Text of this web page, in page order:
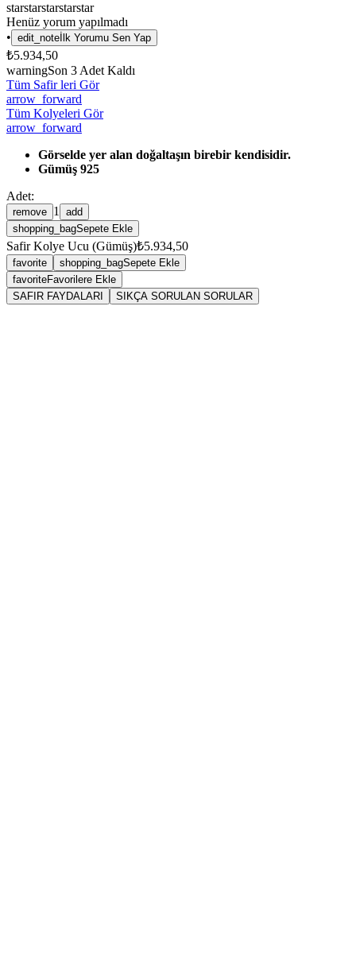
starstarstarstarstar
Henüz yorum yapılmadı
• edit_note İlk Yorumu Sen Yap
₺5.934,50
warningSon 3 Adet Kaldı
Tüm Safir leri Gör
arrow_forward
Tüm Kolyeleri Gör
arrow_forward
Görselde yer alan doğaltaşın birebir kendisidir.
Gümüş 925
Adet:
remove 1
add
shopping_bagSepete Ekle
Safir Kolye Ucu (Gümüş)₺5.934,50
favorite shopping_bagSepete Ekle
favoriteFavorilere Ekle
SAFIR FAYDALARI
SIKÇA SORULAN SORULAR